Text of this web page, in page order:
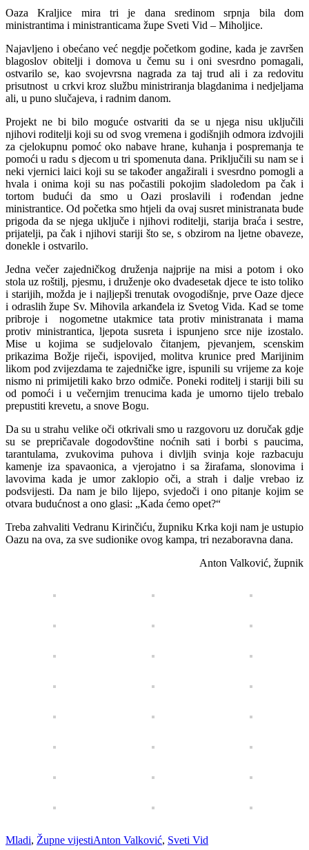
Oaza Kraljice mira tri je dana sredinom srpnja bila dom
ministrantima i ministranticama župe Sveti Vid – Miholjice.
Najavljeno i obećano već negdje početkom godine, kada je završen
blagoslov obitelji i domova u čemu su i oni svesrdno pomagali,
ostvarilo se, kao svojevrsna nagrada za taj trud ali i za redovitu
prisutnost u crkvi kroz službu ministriranja blagdanima i nedjeljama
ali, u puno slučajeva, i radnim danom.
Projekt ne bi bilo moguće ostvariti da se u njega nisu uključili
njihovi roditelji koji su od svog vremena i godišnjih odmora izdvojili
za cjelokupnu pomoć oko nabave hrane, kuhanja i pospremanja te
pomoći u radu s djecom u tri spomenuta dana. Priključili su nam se i
neki vjernici laici koji su se također angažirali i svesrdno pomogli a
hvala i onima koji su nas počastili pokojim sladoledom pa čak i
tortom budući da smo u Oazi proslavili i rođendan jedne
ministrantice. Od početka smo htjeli da ovaj susret ministranata bude
prigoda da se njega uključe i njihovi roditelji, starija braća i sestre,
prijatelji, pa čak i njihovi stariji što se, s obzirom na ljetne obaveze,
donekle i ostvarilo.
Jedna večer zajedničkog druženja najprije na misi a potom i oko
stola uz roštilj, pjesmu, i druženje oko dvadesetak djece te isto toliko
i starijih, možda je i najljepši trenutak ovogodišnje, prve Oaze djece
i odraslih župe Sv. Mihovila arkanđela iz Svetog Vida. Kad se tome
pribroje i nogometne utakmice tata protiv ministranata i mama
protiv ministrantica, ljepota susreta i ispunjeno srce nije izostalo.
Mise u kojima se sudjelovalo čitanjem, pjevanjem, scenskim
prikazima Božje riječi, ispovijed, molitva krunice pred Marijinim
likom pod zvijezdama te zajedničke igre, ispunili su vrijeme za koje
nismo ni primijetili kako brzo odmiče. Poneki roditelj i stariji bili su
od pomoći i u večernjim trenucima kada je umorno tijelo trebalo
prepustiti krevetu, a snove Bogu.
Da su u strahu velike oči otkrivali smo u razgovoru uz doručak gdje
su se prepričavale dogodovštine noćnih sati i borbi s paucima,
tarantulama, zvukovima puhova i divljih svinja koje razbacuju
kamenje iza spavaonica, a vjerojatno i sa žirafama, slonovima i
lavovima kada je umor zaklopio oči, a strah i dalje vrebao iz
podsvijesti. Da nam je bilo lijepo, svjedoči i ono pitanje kojim se
otvara budućnost a ono glasi: „Kada ćemo opet?“
Treba zahvaliti Vedranu Kirinčiću, župniku Krka koji nam je ustupio
Oazu na ova, za sve sudionike ovog kampa, tri nezaboravna dana.
Anton Valković, župnik
Categories
Mladi, Župne vijestiTags
Anton Valković, Sveti Vid